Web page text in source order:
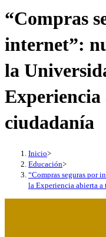
esta
“Compras
internet”:
la
ciudadanía
Inicio>
Educación>
“Compras seguras por
la Experiencia abierta a